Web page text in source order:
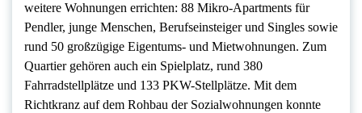
weitere Wohnungen errichten: 88 Mikro-Apartments für
Pendler, junge Menschen, Berufseinsteiger und Singles sowie
rund 50 großzügige Eigentums- und Mietwohnungen. Zum
Quartier gehören auch ein Spielplatz, rund 380
Fahrradstellplätze und 133 PKW-Stellplätze. Mit dem
Richtkranz auf dem Rohbau der Sozialwohnungen konnte